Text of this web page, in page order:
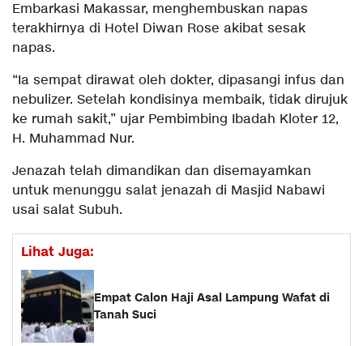
Embarkasi Makassar, menghembuskan napas
terakhirnya di Hotel Diwan Rose akibat sesak
napas.
“Ia sempat dirawat oleh dokter, dipasangi infus dan
nebulizer. Setelah kondisinya membaik, tidak dirujuk
ke rumah sakit,” ujar Pembimbing Ibadah Kloter 12,
H. Muhammad Nur.
Jenazah telah dimandikan dan disemayamkan
untuk menunggu salat jenazah di Masjid Nabawi
usai salat Subuh.
Lihat Juga:
Empat Calon Haji Asal Lampung Wafat di
Tanah Suci